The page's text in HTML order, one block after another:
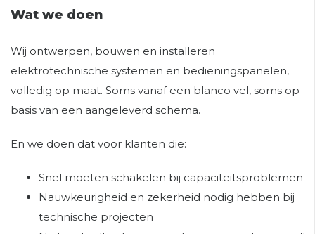
Wat we doen
Wij ontwerpen, bouwen en installeren
elektrotechnische systemen en bedieningspanelen,
volledig op maat. Soms vanaf een blanco vel, soms op
basis van een aangeleverd schema.
En we doen dat voor klanten die:
Snel moeten schakelen bij capaciteitsproblemen
Nauwkeurigheid en zekerheid nodig hebben bij
technische projecten